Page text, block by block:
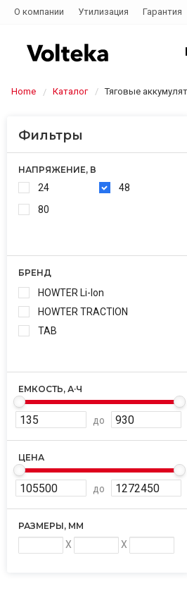
О компании Утилизация Гарантия
Home Каталог Тяговые
Фильтры
НАПРЯЖЕНИЕ, В
24
48
80
БРЕНД
HOWTER Li-Ion
HOWTER TRACTION
TAB
ЕМКОСТЬ, А·Ч
до
ЦЕНА
до
РАЗМЕРЫ, ММ
X X